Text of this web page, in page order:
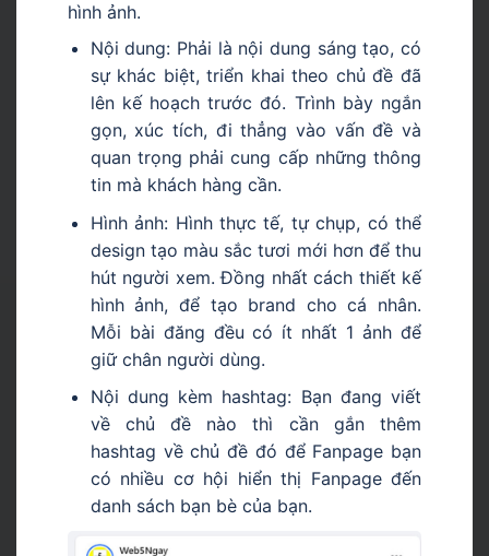
hình ảnh.
Nội dung: Phải là nội dung sáng tạo, có
sự khác biệt, triển khai theo chủ đề đã
lên kế hoạch trước đó. Trình bày ngắn
gọn, xúc tích, đi thẳng vào vấn đề và
quan trọng phải cung cấp những thông
tin mà khách hàng cần.
Hình ảnh: Hình thực tế, tự chụp, có thể
design tạo màu sắc tươi mới hơn để thu
hút người xem. Đồng nhất cách thiết kế
hình ảnh, để tạo brand cho cá nhân.
Mỗi bài đăng đều có ít nhất 1 ảnh để
giữ chân người dùng.
Nội dung kèm hashtag: Bạn đang viết
về chủ đề nào thì cần gắn thêm
hashtag về chủ đề đó để Fanpage bạn
có nhiều cơ hội hiển thị Fanpage đến
danh sách bạn bè của bạn.